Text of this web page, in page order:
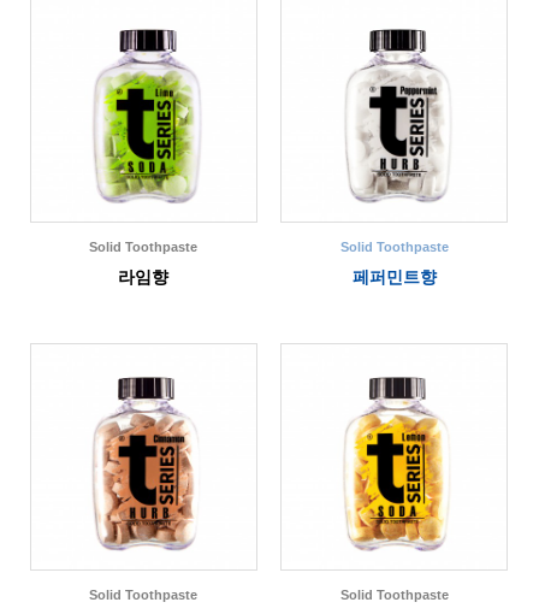
Solid Toothpaste
라임향
Solid Toothpaste
페퍼민트향
Solid Toothpaste Solid Toothpaste